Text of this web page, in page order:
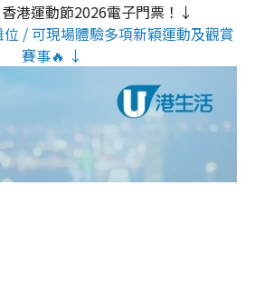
港運動節2026電子門票！↓
/ 可現場體驗多項新穎運動及觀賞
賽事🔥 ↓